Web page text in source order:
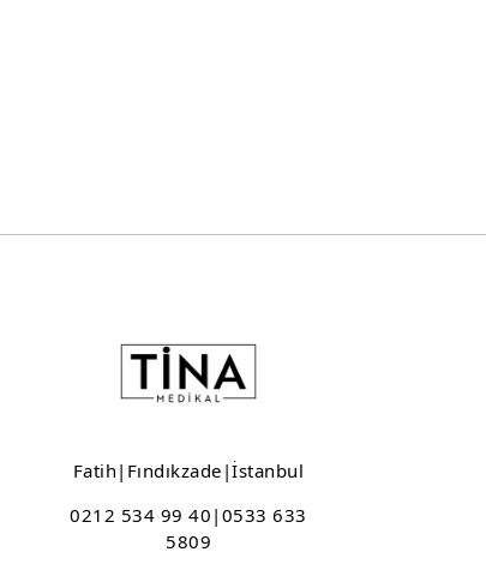
Fatih|Fındıkzade|İstanbul
0212 534 99 40|0533 633
5809